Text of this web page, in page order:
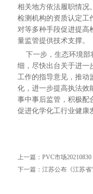
相关地方依法履职情况
检测机构的资质认定工
对等多种手段促进提高
量监管提供技术支撑。
下一步，生态环境部
细，尽快出台关于进一
工作的指导意见，推动
化，进一步提高执法效
事中事后监管，积极配
促进化学化工行业健康
上一篇： PVC市场20210830
下一篇： 江苏公布《江苏省